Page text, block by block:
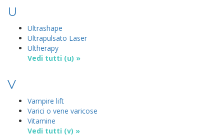
U
Ultrashape
Ultrapulsato Laser
Ultherapy
Vedi tutti (u) »
V
Vampire lift
Varici o vene varicose
Vitamine
Vedi tutti (v) »